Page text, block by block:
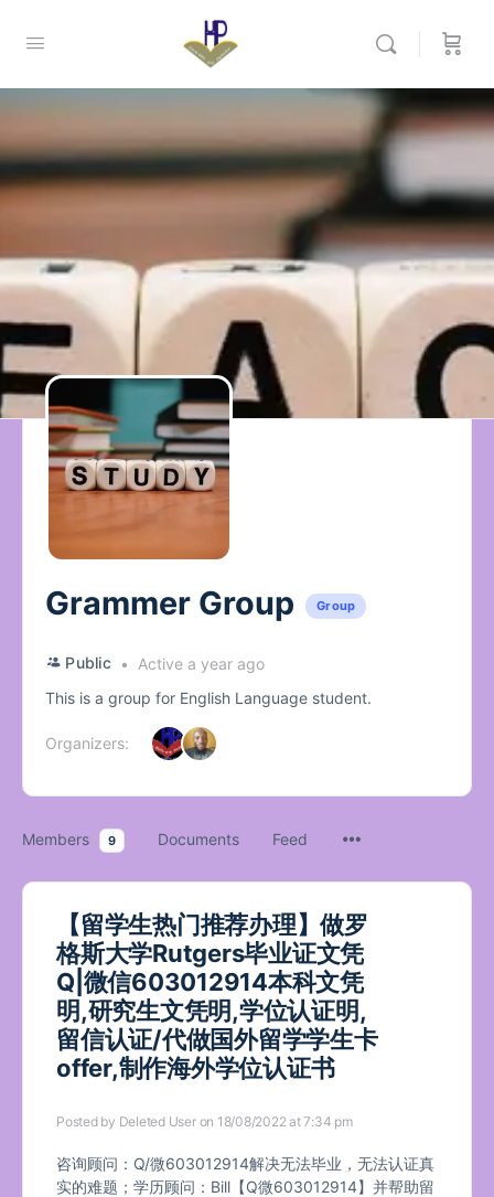
Grammer Group Group
Public
Active a year ago
This is a group for English Language student.
Organizers:
Members 9 Documents Feed
【留学生热门推荐办理】做罗
格斯大学Rutgers毕业证文凭
Q|微信603012914本科文凭
明,研究生文凭明,学位认证明,
留信认证/代做国外留学学生卡
offer,制作海外学位认证书
Posted by Deleted User on 18/08/2022 at 7:34 pm
咨询顾问：Q/微603012914解决无法毕业，无法认证真
实的难题；学历顾问：Bill【Q微603012914】并帮助留